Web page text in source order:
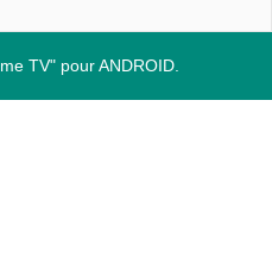
TV" pour ANDROID.